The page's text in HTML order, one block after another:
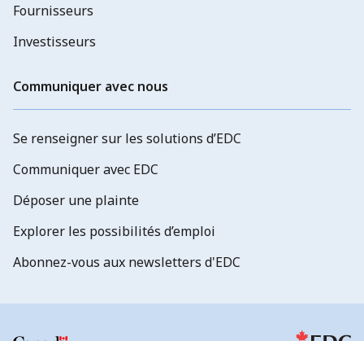
Fournisseurs
Investisseurs
Communiquer avec nous
Se renseigner sur les solutions d’EDC
Communiquer avec EDC
Déposer une plainte
Explorer les possibilités d’emploi
Abonnez-vous aux newsletters d'EDC